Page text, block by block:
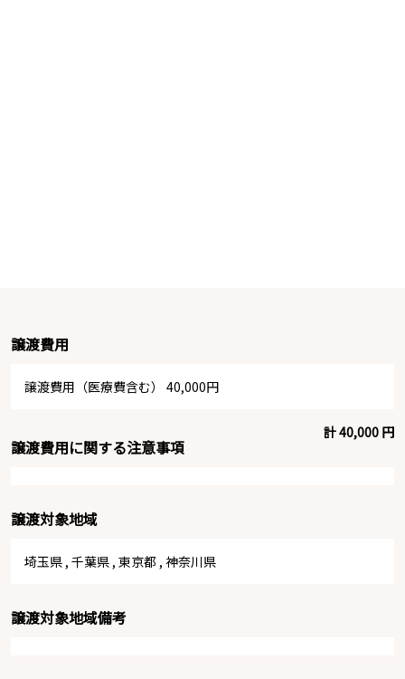
譲渡費用
譲渡費用（医療費含む） 40,000円
計 40,000 円
譲渡費用に関する注意事項
譲渡対象地域
埼玉県 , 千葉県 , 東京都 , 神奈川県
譲渡対象地域備考